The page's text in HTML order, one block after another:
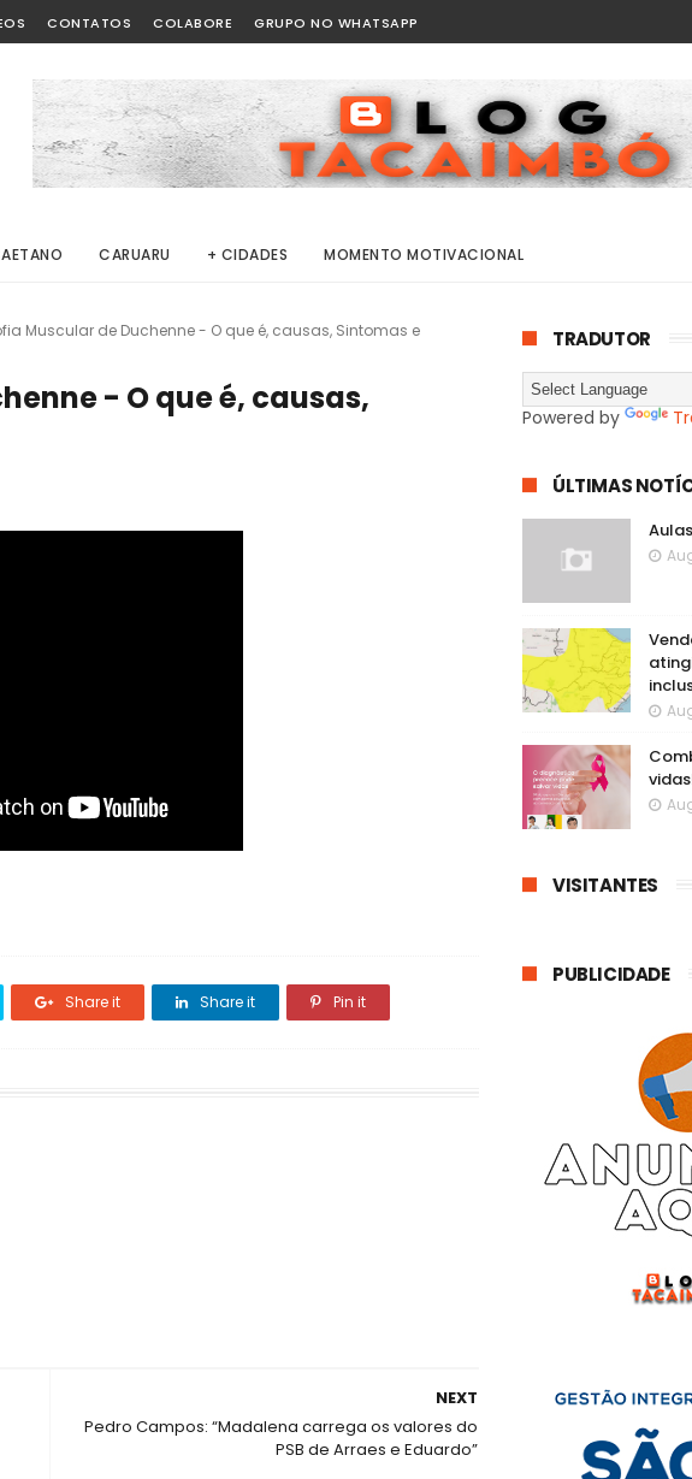
CONTATOS COLABORE GRUPO NO WHATSAPP
CARUARU + CIDADES MOMENTO MOTIVACIONAL
Muscular de Duchenne - O que é, causas, Sintomas e
- O que é, causas,
Share it Share it Pin it
NEXT
Pedro Campos: “Madalena carrega os valores do
PSB de Arraes e Eduardo”
TRADUTOR
Powered by
ÚLTIMAS
VISITANTES
PUBLICIDADE